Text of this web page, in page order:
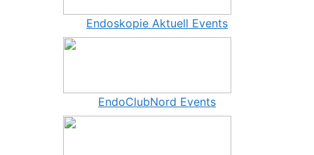
Endoskopie Aktuell Events
EndoClubNord Events